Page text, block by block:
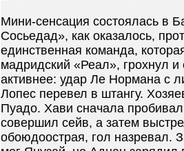
Мини-сенсация состоялась в
Сосьедад», как оказалось,
единственная команда,
мадридский «Реал», грохнул и
активнее: удар Ле Нормана с
Лопес перевел в штангу.
Пуадо. Хави сначала
совершил сейв, а затем
обоюдоострая, гол назревал.